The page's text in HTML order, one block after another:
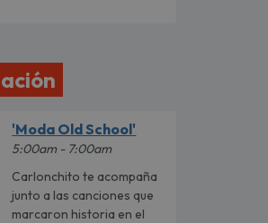
'Moda Old School'
5:00am - 7:00am
Carlonchito te acompaña
junto a las canciones que
marcaron historia en el